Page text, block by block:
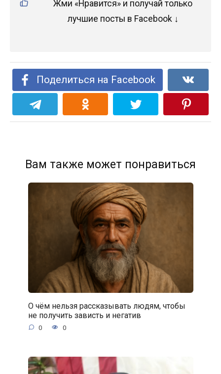
Жми «Нравится» и получай только
лучшие посты в Facebook ↓
Поделиться на Facebook
Вам также может понравиться
О чём нельзя рассказывать людям, чтобы
не получить зависть и негатив
0 0